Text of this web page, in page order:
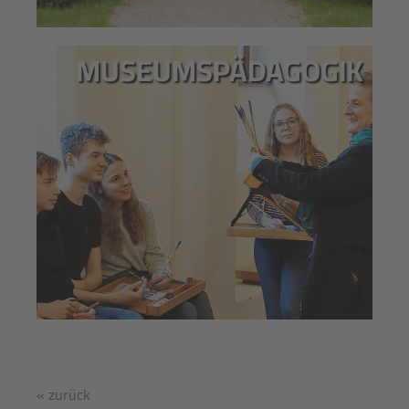
MUSEUMSPÄDAGOGIK
« zurück